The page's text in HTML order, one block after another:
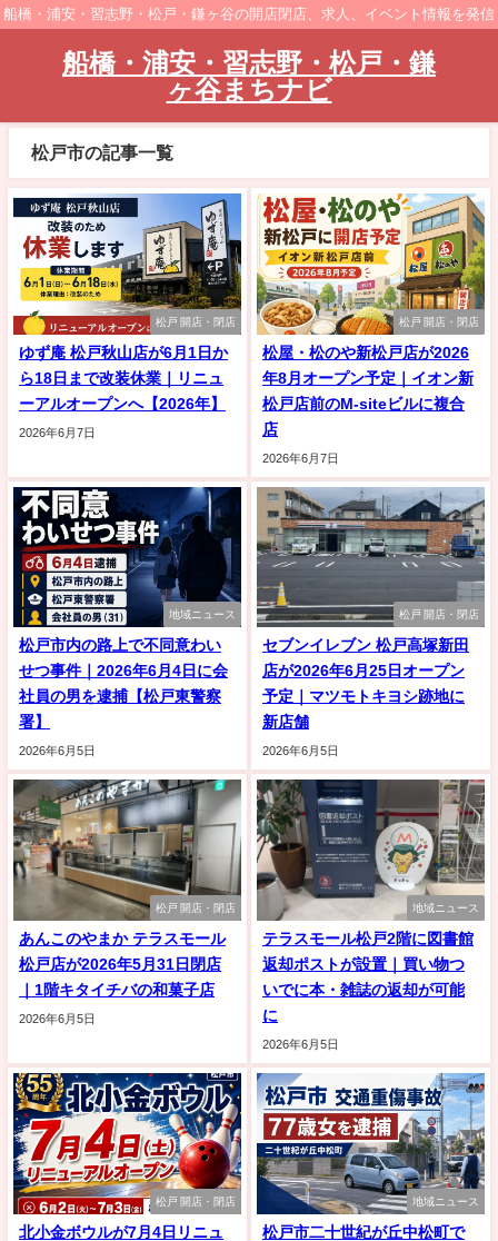
船橋・浦安・習志野・松戸・鎌ヶ谷の開店閉店、求人、イベント情報を発信
船橋・浦安・習志野・松戸・鎌
ヶ谷まちナビ
松戸市の記事一覧
松戸 開店・閉店
ゆず庵 松戸秋山店が6月1日か
ら18日まで改装休業｜リニュ
ーアルオープンへ【2026年】
2026年6月7日
松戸 開店・閉店
松屋・松のや新松戸店が2026
年8月オープン予定｜イオン新
松戸店前のM-siteビルに複合
店
2026年6月7日
地域ニュース
松戸市内の路上で不同意わい
せつ事件｜2026年6月4日に会
社員の男を逮捕【松戸東警察
署】
2026年6月5日
松戸 開店・閉店
セブンイレブン 松戸高塚新田
店が2026年6月25日オープン
予定｜マツモトキヨシ跡地に
新店舗
2026年6月5日
松戸 開店・閉店
あんこのやまか テラスモール
松戸店が2026年5月31日閉店
｜1階キタイチバの和菓子店
2026年6月5日
地域ニュース
テラスモール松戸2階に図書館
返却ポストが設置｜買い物つ
いでに本・雑誌の返却が可能
に
2026年6月5日
松戸 開店・閉店
北小金ボウルが7月4日リニュ
地域ニュース
松戸市二十世紀が丘中松町で